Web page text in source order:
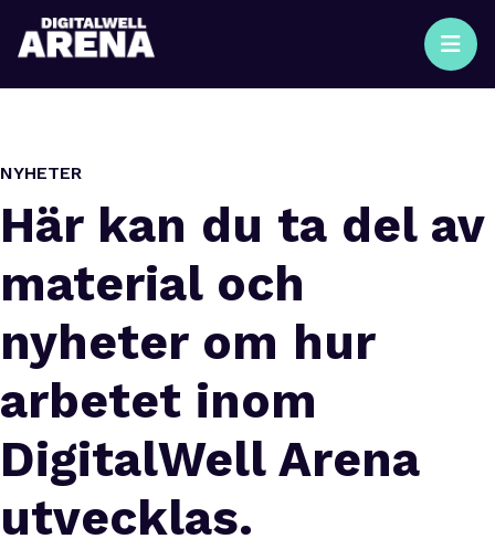
NYHETER
Här kan du ta del av
material och
nyheter om hur
arbetet inom
DigitalWell Arena
utvecklas.